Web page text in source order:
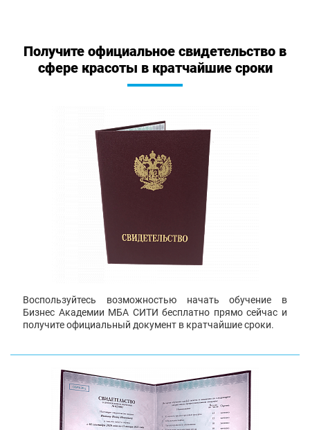
Получите официальное свидетельство в
сфере красоты в кратчайшие сроки
Воспользуйтесь возможностью начать обучение в
Бизнес Академии МБА СИТИ бесплатно прямо сейчас и
получите официальный документ в кратчайшие сроки.